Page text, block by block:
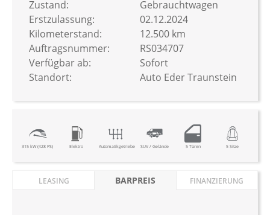
315 kW (428 PS) Elektro Automatikgetriebe SUV / Gelände 5 Türen 5 Sitze
Zustand:
Gebrauchtwagen
Erstzulassung:
02.12.2024
Kilometerstand:
12.500 km
Auftragsnummer:
RS034707
Verfügbar ab:
Sofort
Standort:
Auto Eder Traunstein
LEASING BARPREIS FINANZIERUNG